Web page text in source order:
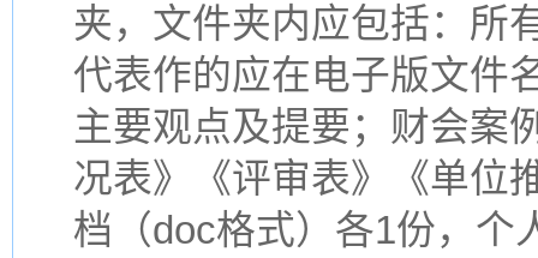
夹，文件夹内应包括：所
代表作的应在电子版文件
主要观点及提要；财会案
况表》《评审表》《单位
档（doc格式）各1份，个